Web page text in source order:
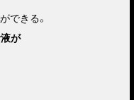
ができる。
が